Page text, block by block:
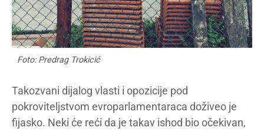
Foto: Predrag Trokicić
Takozvani dijalog vlasti i opozicije pod
pokroviteljstvom evroparlamentaraca doživeo je
fijasko. Neki će reći da je takav ishod bio očekivan,